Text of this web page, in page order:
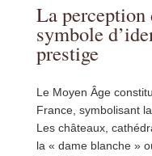
La perception
symbole
prestige
Le Moyen Âge
France, symbolisant
Les châteaux,
la « dame blanche »